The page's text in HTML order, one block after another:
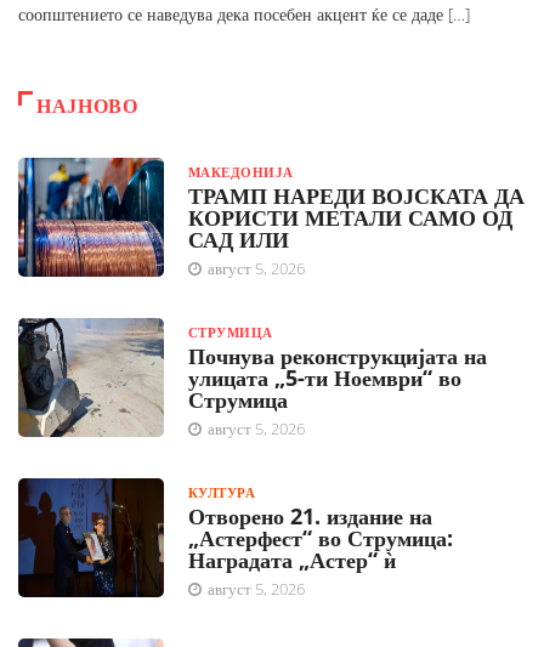
соопштението се наведува дека посебен акцент ќе се даде […]
НАЈНОВО
МАКЕДОНИЈА
ТРАМП НАРЕДИ ВОЈСКАТА ДА
КОРИСТИ МЕТАЛИ САМО ОД
САД ИЛИ
август 5, 2026
СТРУМИЦА
Почнува реконструкцијата на
улицата „5-ти Ноември“ во
Струмица
август 5, 2026
КУЛТУРА
Отворено 21. издание на
„Астерфест“ во Струмица:
Наградата „Астер“ ѝ
август 5, 2026